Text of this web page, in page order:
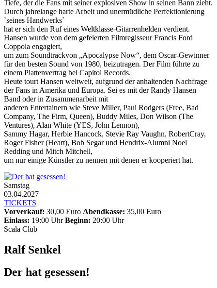
Tiefe, der die Fans mit seiner explosiven Show in seinen Bann zieht.
Durch jahrelange harte Arbeit und unermüdliche Perfektionierung
`seines Handwerks`
hat er sich den Ruf eines Weltklasse-Gitarrenhelden verdient.
Hansen wurde von dem gefeierten Filmregisseur Francis Ford
Coppola engagiert,
um zum Soundtrackvon „Apocalypse Now“, dem Oscar-Gewinner
für den besten Sound von 1980, beizutragen. Der Film führte zu
einem Plattenvertrag bei Capitol Records.
Heute tourt Hansen weltweit, aufgrund der anhaltenden Nachfrage
der Fans in Amerika und Europa. Sei es mit der Randy Hansen
Band oder in Zusammenarbeit mit
anderen Entertainern wie Steve Miller, Paul Rodgers (Free, Bad
Company, The Firm, Queen), Buddy Miles, Don Wilson (The
Ventures), Alan White (YES, John Lennon),
Sammy Hagar, Herbie Hancock, Stevie Ray Vaughn, RobertCray,
Roger Fisher (Heart), Bob Segar und Hendrix-Alumni Noel
Redding und Mitch Mitchell,
um nur einige Künstler zu nennen mit denen er kooperiert hat.
Samstag
03.04.2027
TICKETS
Vorverkauf: 30,00 Euro Abendkasse: 35,00 Euro
Einlass: 19:00 UhrBeginn: 20:00 Uhr
Scala Club
Ralf Senkel
Der hat gesessen!